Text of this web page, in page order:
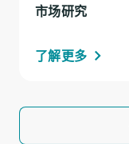
市场研究
了解更多